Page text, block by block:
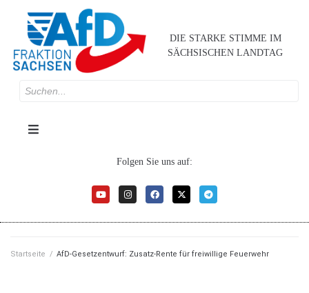
DIE STARKE STIMME IM
SÄCHSISCHEN LANDTAG
Folgen Sie uns auf:
Startseite / AfD-Gesetzentwurf: Zusatz-Rente für freiwillige Feuerwehr